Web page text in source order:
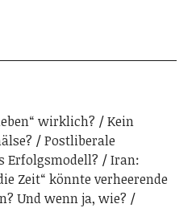
wirklich?
Kein
Postliberale
Erfolgsmodell?
Iran:
Zeit“ könnte verheerende
Und wenn ja, wie?